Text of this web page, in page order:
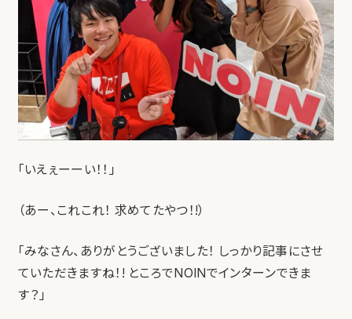
「いえぇーーい！！」
（あー、これこれ！ 求めてたやつ！!）
「みなさん、ありがとうございました！ しっかり記事にさせ
ていただきますね！! ところでNOINでインターンできま
す？」